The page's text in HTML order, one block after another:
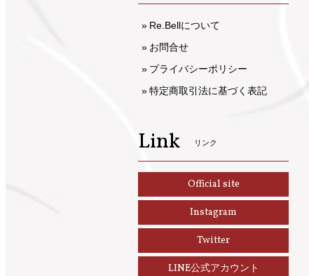
Re.Bellについて
お問合せ
プライバシーポリシー
特定商取引法に基づく表記
Link リンク
Official site
Instagram
Twitter
LINE公式アカウント